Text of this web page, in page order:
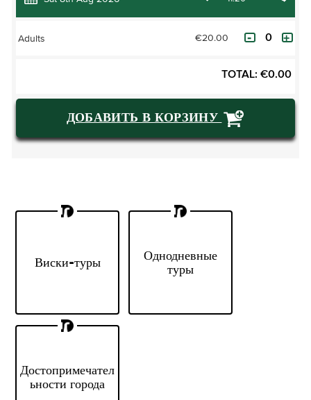
Adults €20.00
TOTAL: €0.00
ДОБАВИТЬ В КОРЗИНУ
Виски-туры
Whiskey
Однодневные
туры
DoDublin Day
Tours
Достопримечател
ьности города
See Dublin's
Top
Attractions